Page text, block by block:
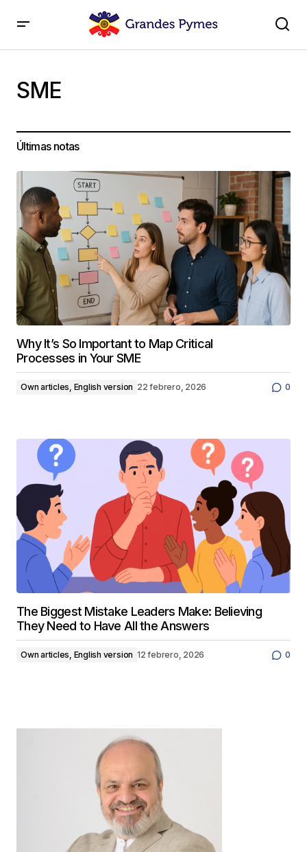
SME
Últimas notas
Why It’s So Important to Map Critical
Processes in Your SME
Own articles, English version 22 febrero, 2026 0
The Biggest Mistake Leaders Make: Believing
They Need to Have All the Answers
Own articles, English version 12 febrero, 2026 0